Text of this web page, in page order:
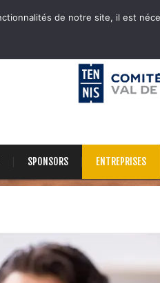
SPONSORS ENTREPRISES
de notre site, il est